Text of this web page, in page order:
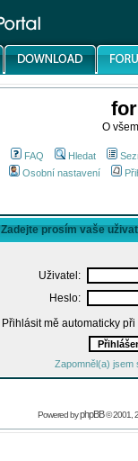
O
FAQ Hledat
Osobní nastavení
Zadejte prosím vaše
Uživatel:
Heslo:
Přihlásit mě automaticky
Zapomněl(a) jsem
Powered byphpBB© 2001,